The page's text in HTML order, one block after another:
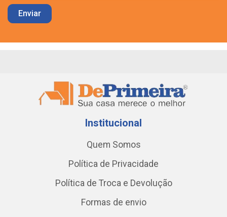
Institucional
Quem Somos
Política de Privacidade
Política de Troca e Devolução
Formas de envio